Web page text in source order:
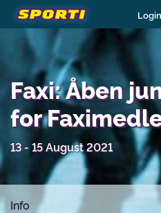
Login
Faxi: Åben
for
13 - 15 August 2021
Info